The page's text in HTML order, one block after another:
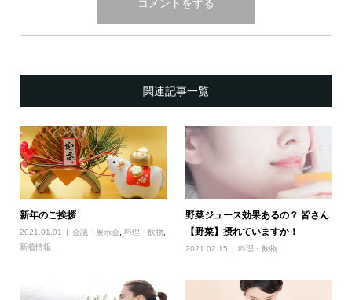
関連記事一覧
新年のご挨拶
2021.01.01 会議・展示会, 料理・飲物,
新着情報
野菜ジュース効果あるの？ 皆さん
【野菜】摂れていますか！
2021.02.15 料理・飲物